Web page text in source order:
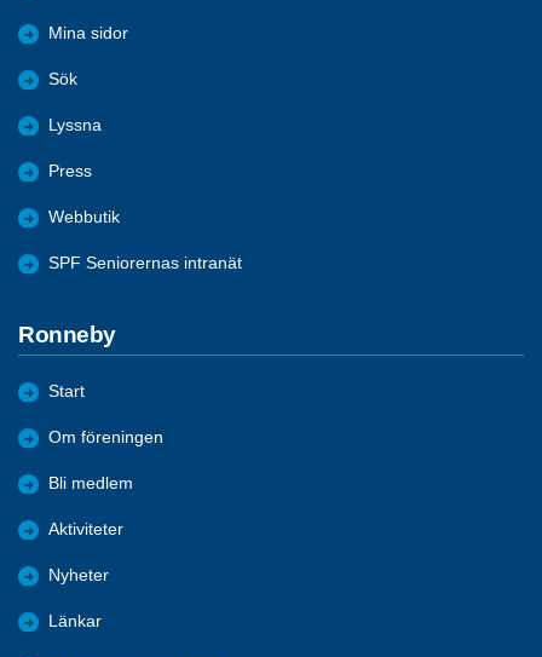
Mina sidor
Sök
Lyssna
Press
Webbutik
SPF Seniorernas intranät
Ronneby
Start
Om föreningen
Bli medlem
Aktiviteter
Nyheter
Länkar